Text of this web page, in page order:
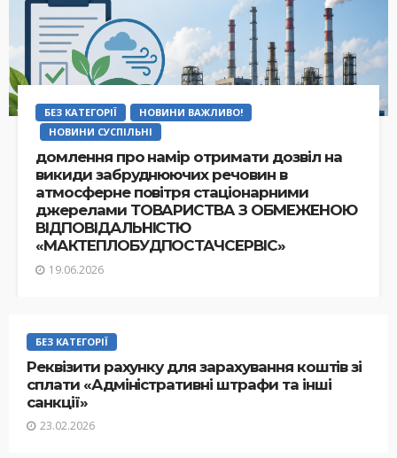
БЕЗ КАТЕГОРІЇ
НОВИНИ ВАЖЛИВО!
НОВИНИ СУСПІЛЬНІ
домлення про намір отримати дозвіл на
викиди забруднюючих речовин в
атмосферне повітря стаціонарними
джерелами ТОВАРИСТВА З ОБМЕЖЕНОЮ
ВІДПОВІДАЛЬНІСТЮ
«МАКТЕПЛОБУДПОСТАЧСЕРВІС»
19.06.2026
БЕЗ КАТЕГОРІЇ
Реквізити рахунку для зарахування коштів зі
сплати «Адміністративні штрафи та інші
санкції»
23.02.2026